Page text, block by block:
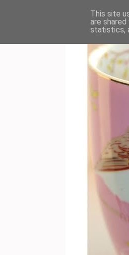
This site
are
statistics,